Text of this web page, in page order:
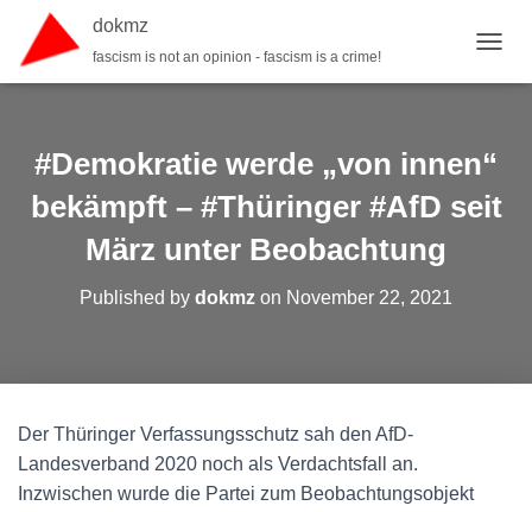
dokmz
fascism is not an opinion - fascism is a crime!
#Demokratie werde „von innen“
bekämpft – #Thüringer #AfD seit
März unter Beobachtung
Published by dokmz on November 22, 2021
Der Thüringer Verfassungsschutz sah den AfD-
Landesverband 2020 noch als Verdachtsfall an.
Inzwischen wurde die Partei zum Beobachtungsobjekt